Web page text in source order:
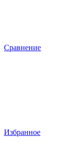
Сравнение
Избранное